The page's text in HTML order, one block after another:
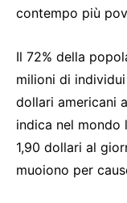
contempo più
Il 72% della
milioni di
dollari americani
indica nel mondo
1,90 dollari al
muoiono per